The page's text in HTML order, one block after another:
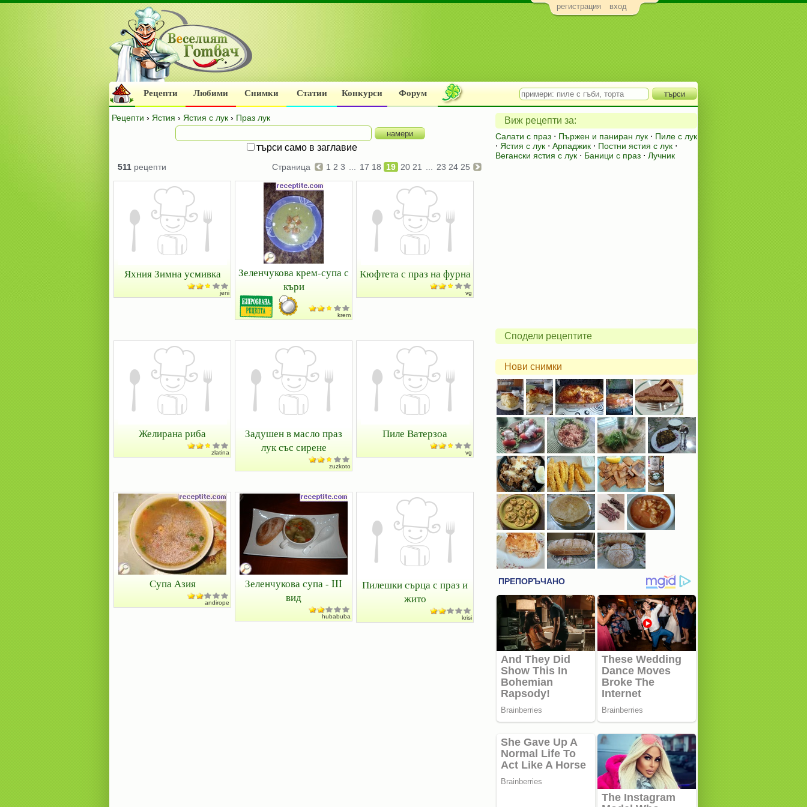
регистрация вход
Рецепти Любими Снимки Статии Конкурси Форум
Рецепти › Ястия › Ястия с лук › Праз лук
търси само в заглавие
511 рецепти Страница 1 2 3 17 18 19 20 21 23 24 25
Яхния Зимна усмивка
jeni
Зеленчукова крем-супа с
къри
krem
Кюфтета с праз на фурна
vg
Желирана риба
zlatina
Задушен в масло праз
лук със сирене
zuzkoto
Пиле Ватерзоа
vg
Супа Азия
andirope
Зеленчукова супа - III
вид
hubabuba
Пилешки сърца с праз и
жито
krisi
Виж рецепти за:
Салати с праз ⋅ Пържен и паниран лук ⋅ Пиле с лук
⋅ Ястия с лук ⋅ Арпаджик ⋅ Постни ястия с лук ⋅
Вегански ястия с лук ⋅ Баници с праз ⋅ Лучник
Сподели рецептите
Нови снимки